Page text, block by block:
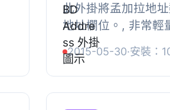
此外掛將孟加拉地
地址欄位。, 非常輕
2015-05-30·安裝：